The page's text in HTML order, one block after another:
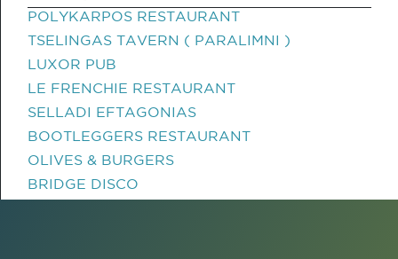
POLYKARPOS RESTAURANT
TSELINGAS TAVERN ( PARALIMNI )
LUXOR PUB
LE FRENCHIE RESTAURANT
SELLADI EFTAGONIAS
BOOTLEGGERS RESTAURANT
OLIVES & BURGERS
BRIDGE DISCO